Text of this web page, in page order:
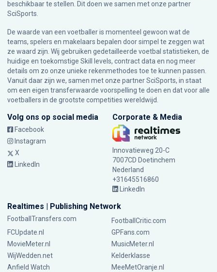
beschikbaar te stellen. Dit doen we samen met onze partner
SciSports
De waarde van een voetballer is momenteel gewoon wat de
teams, spelers en makelaars bepalen door simpel te zeggen wat
ze waard zijn. Wij gebruiken gedetailleerde voetbal statistieken, de
huidige en toekomstige Skill levels, contract data en nog meer
details om zo onze unieke rekenmethodes toe te kunnen passen.
Vanuit daar zijn we, samen met onze partner SciSports, in staat
om een eigen transferwaarde voorspelling te doen en dat voor alle
voetballers in de grootste competities wereldwijd.
Volg ons op social media
Facebook
Instagram
X
LinkedIn
Corporate & Media
Innovatieweg 20-C
7007CD Doetinchem
Nederland
+31645516860
LinkedIn
Realtimes | Publishing Network
FootballTransfers.com
FootballCritic.com
FCUpdate.nl
GPFans.com
MovieMeter.nl
MusicMeter.nl
WijWedden.net
Kelderklasse
Anfield Watch
MeeMetOranje.nl